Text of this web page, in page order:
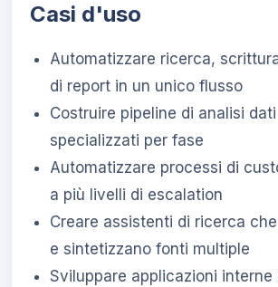
Casi d'uso
Automatizzare ricerca,
di report in un unico flusso
Costruire pipeline di analisi
specializzati per fase
Automatizzare processi di
a più livelli di escalation
Creare assistenti di ricerca
e sintetizzano fonti multiple
Sviluppare applicazioni interne